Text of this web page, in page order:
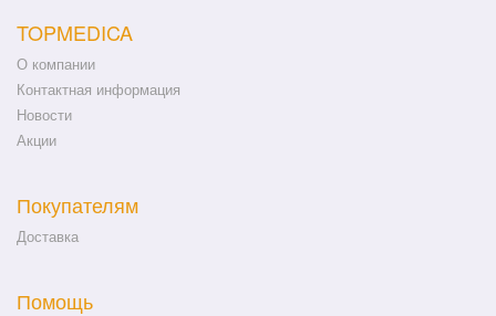
TOPMEDICA
О компании
Контактная информация
Новости
Акции
Покупателям
Доставка
Помощь